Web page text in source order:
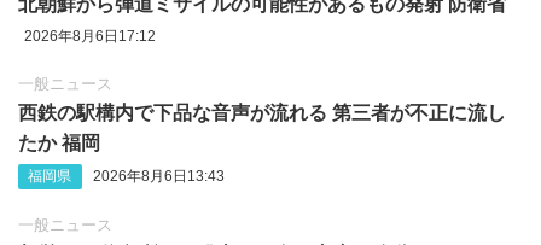
北朝鮮から弾道ミサイルの可能性があるもの発射 防衛省
2026年8月6日17:12
一般ニュース
西鉄の駅構内で下品な音声が流れる 第三者が不正に流し
たか 福岡
福岡県 2026年8月6日13:43
一般ニュース